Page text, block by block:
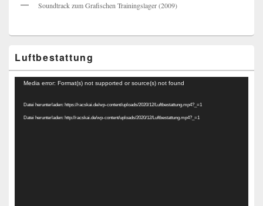
Soundtrack zum Grafischen Trainingslager (2009)
Luftbestattung
Video-
Media error: Format(s) not supported or source(s) not found
Datei herunterladen: https://racskai.de/wp-content/uploads/2020/12/Luftbestattung.mp4?_=1
Datei herunterladen: http://racskai.de/wp-content/uploads/2020/12/Luftbestattung.mp4?_=1